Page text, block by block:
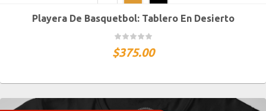
CH M G XG XXG
Playera De Basquetbol: Tablero En Desierto
$375.00